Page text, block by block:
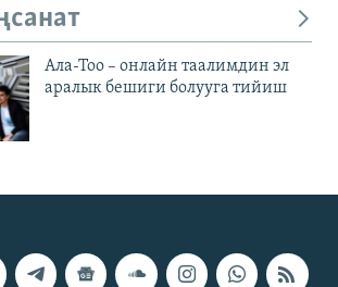
Ала-Тоо – онлайн таалимдин эл
аралык бешиги болууга тийиш